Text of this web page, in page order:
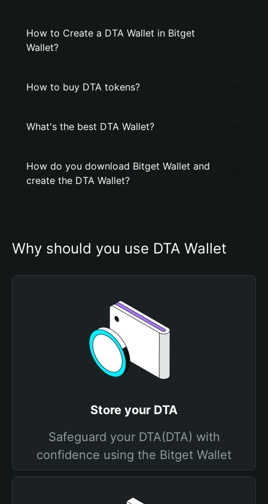
How to Create a DTA Wallet in Bitget
Wallet?
How to buy DTA tokens?
What's the best DTA Wallet?
How do you download Bitget Wallet and
create the DTA Wallet?
Why should you use DTA Wallet
Store your DTA
Safeguard your DTA(DTA) with
confidence using the Bitget Wallet